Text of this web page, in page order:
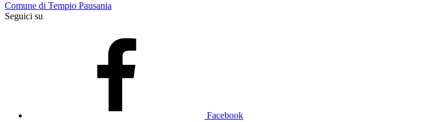
Comune di Tempio Pausania
Seguici su
Facebook